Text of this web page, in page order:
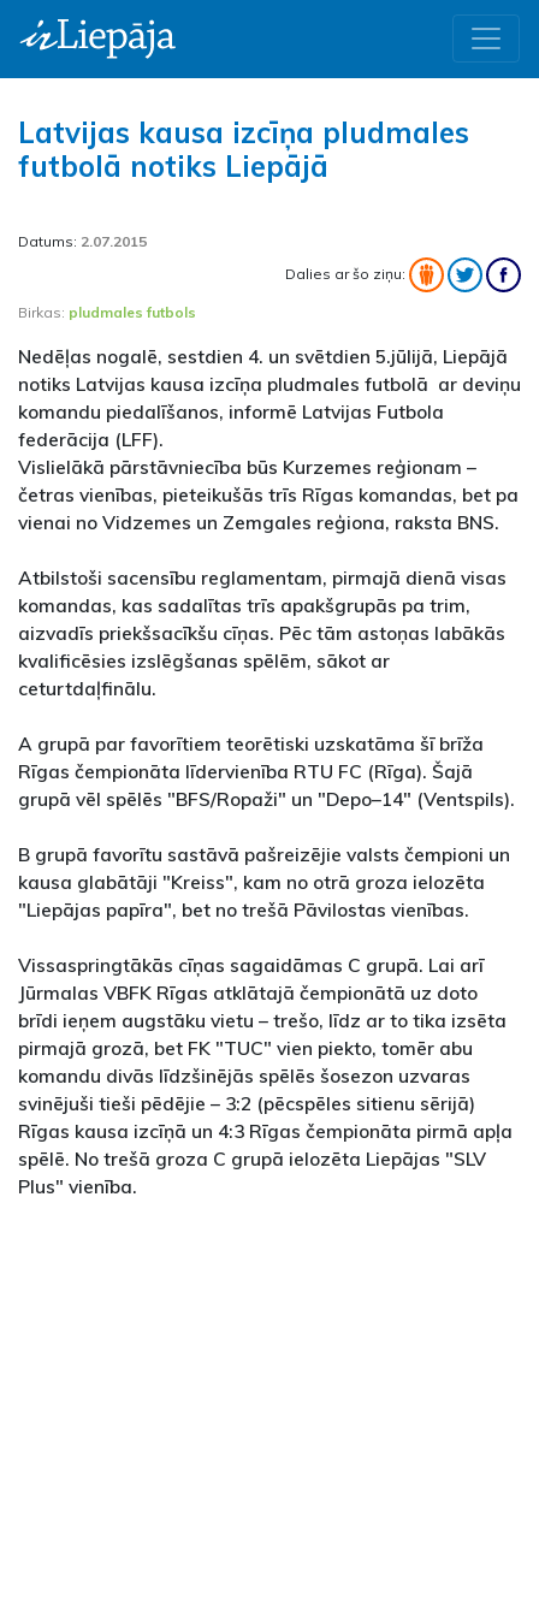
Latvijas kausa izcīņa pludmales
futbolā notiks Liepājā
Datums: 2.07.2015
Dalies ar šo ziņu:
Birkas: pludmales futbols
Nedēļas nogalē, sestdien 4. un svētdien 5.jūlijā, Liepājā
notiks Latvijas kausa izcīņa pludmales futbolā ar deviņu
komandu piedalīšanos, informē Latvijas Futbola
federācija (LFF).
Vislielākā pārstāvniecība būs Kurzemes reģionam –
četras vienības, pieteikušās trīs Rīgas komandas, bet pa
vienai no Vidzemes un Zemgales reģiona, raksta BNS.
Atbilstoši sacensību reglamentam, pirmajā dienā visas
komandas, kas sadalītas trīs apakšgrupās pa trim,
aizvadīs priekšsacīkšu cīņas. Pēc tām astoņas labākās
kvalificēsies izslēgšanas spēlēm, sākot ar
ceturtdaļfinālu.
A grupā par favorītiem teorētiski uzskatāma šī brīža
Rīgas čempionāta līdervienība RTU FC (Rīga). Šajā
grupā vēl spēlēs "BFS/Ropaži" un "Depo–14" (Ventspils).
B grupā favorītu sastāvā pašreizējie valsts čempioni un
kausa glabātāji "Kreiss", kam no otrā groza ielozēta
"Liepājas papīra", bet no trešā Pāvilostas vienības.
Vissaspringtākās cīņas sagaidāmas C grupā. Lai arī
Jūrmalas VBFK Rīgas atklātajā čempionātā uz doto
brīdi ieņem augstāku vietu – trešo, līdz ar to tika izsēta
pirmajā grozā, bet FK "TUC" vien piekto, tomēr abu
komandu divās līdzšinējās spēlēs šosezon uzvaras
svinējuši tieši pēdējie – 3:2 (pēcspēles sitienu sērijā)
Rīgas kausa izcīņā un 4:3 Rīgas čempionāta pirmā apļa
spēlē. No trešā groza C grupā ielozēta Liepājas "SLV
Plus" vienība.